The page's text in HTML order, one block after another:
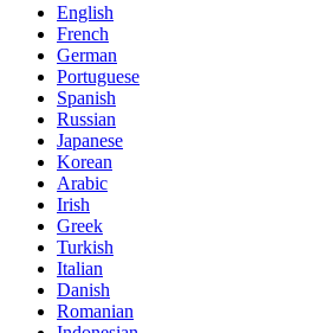
English
French
German
Portuguese
Spanish
Russian
Japanese
Korean
Arabic
Irish
Greek
Turkish
Italian
Danish
Romanian